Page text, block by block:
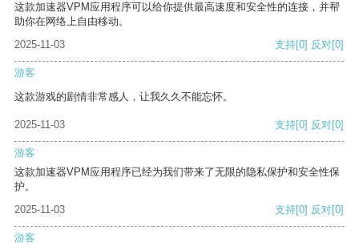
这款加速器VPM应用程序可以给你提供最高速度和安全性的连接，并帮
助你在网络上自由移动。
2025-11-03
支持[0] 反对[0]
游客
这款游戏的剧情非常感人，让我久久不能忘怀。
2025-11-03 支持[0] 反对[0]
游客
这款加速器VPM应用程序已经为我们带来了无限的隐私保护和安全性保
护。
2025-11-03
支持[0] 反对[0]
游客